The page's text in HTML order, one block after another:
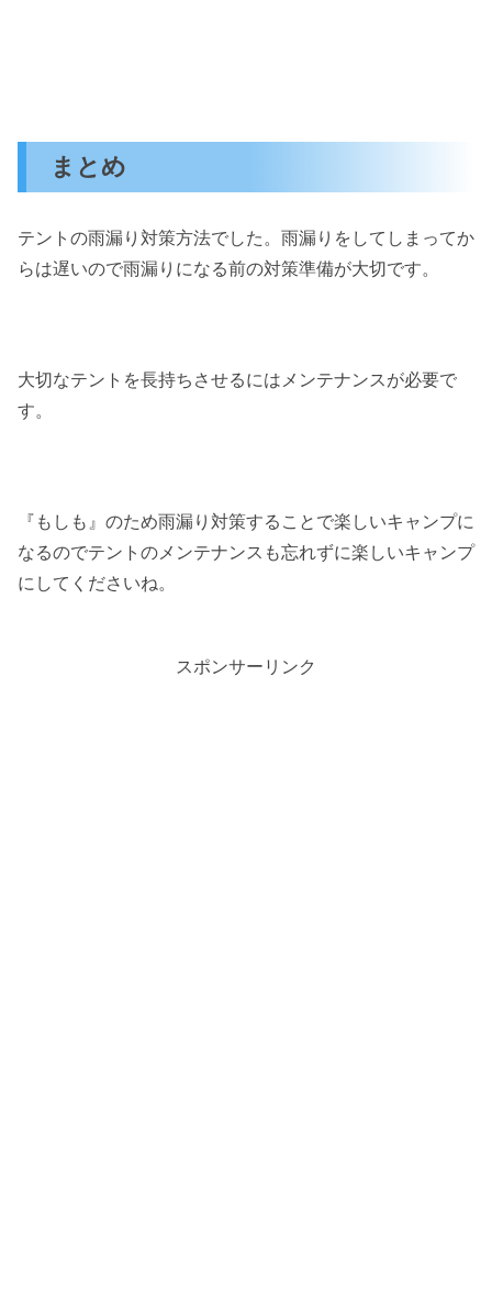
まとめ
テントの雨漏り対策方法でした。雨漏りをしてしまってか
らは遅いので雨漏りになる前の対策準備が大切です。
大切なテントを長持ちさせるにはメンテナンスが必要で
す。
『もしも』のため雨漏り対策することで楽しいキャンプに
なるのでテントのメンテナンスも忘れずに楽しいキャンプ
にしてくださいね。
スポンサーリンク